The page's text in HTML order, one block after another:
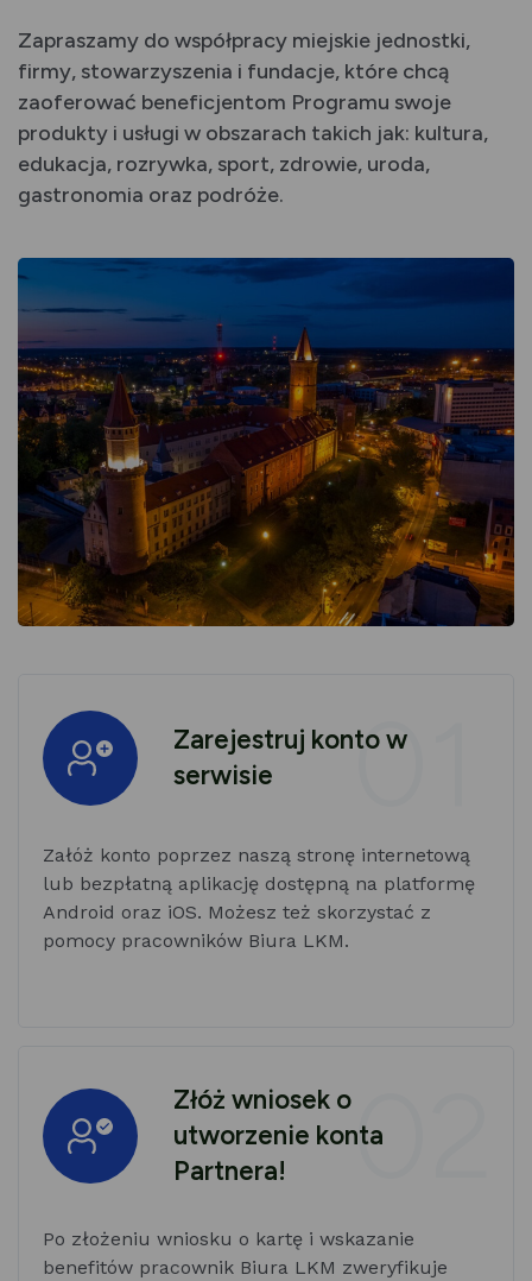
Zapraszamy do współpracy miejskie jednostki,
firmy, stowarzyszenia i fundacje, które chcą
zaoferować beneficjentom Programu swoje
produkty i usługi w obszarach takich jak: kultura,
edukacja, rozrywka, sport, zdrowie, uroda,
gastronomia oraz podróże.
Zarejestruj konto w
serwisie
01
Załóż konto poprzez naszą stronę internetową
lub bezpłatną aplikację dostępną na platformę
Android oraz iOS. Możesz też skorzystać z
pomocy pracowników Biura LKM.
Złóż wniosek o
utworzenie konta
Partnera!
02
Po złożeniu wniosku o kartę i wskazanie
benefitów pracownik Biura LKM zweryfikuje